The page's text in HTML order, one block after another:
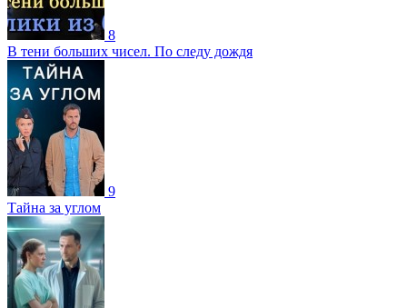
8
В тени больших чисел. По следу дождя
9
Тайна за углом